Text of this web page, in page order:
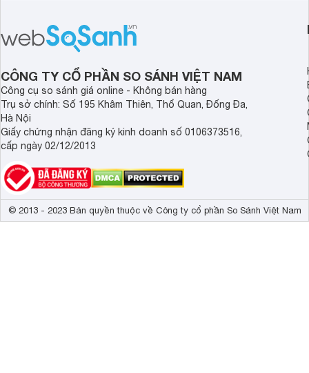
sức khỏe và đảm bảo nguồn nước
sạch cho cả gia đình.
cửa điện tử hãng
sẽ so sánh 5
Demax, Hubert và
CÔNG TY CỔ PHẦN SO SÁNH VIỆT NAM
Công cụ so sánh giá online - Không bán hàng
Trụ sở chính: Số 195 Khâm Thiên, Thổ Quan, Đống Đa,
Hà Nội
Giấy chứng nhận đăng ký kinh doanh số 0106373516,
cấp ngày 02/12/2013
© 2013 - 2023 Bản quyền thuộc về Công ty cổ phần So Sánh Việt Nam